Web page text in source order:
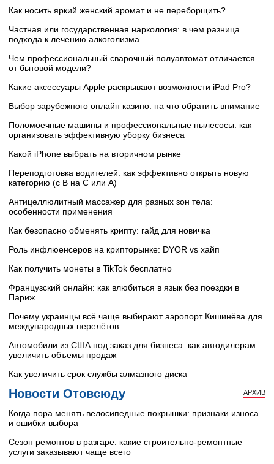
Как носить яркий женский аромат и не переборщить?
Частная или государственная наркология: в чем разница
подхода к лечению алкоголизма
Чем профессиональный сварочный полуавтомат отличается
от бытовой модели?
Какие аксессуары Apple раскрывают возможности iPad Pro?
Выбор зарубежного онлайн казино: на что обратить внимание
Поломоечные машины и профессиональные пылесосы: как
организовать эффективную уборку бизнеса
Какой iPhone выбрать на вторичном рынке
Переподготовка водителей: как эффективно открыть новую
категорию (с B на C или А)
Антицеллюлитный массажер для разных зон тела:
особенности применения
Как безопасно обменять крипту: гайд для новичка
Роль инфлюенсеров на крипторынке: DYOR vs хайп
Как получить монеты в TikTok бесплатно
Французский онлайн: как влюбиться в язык без поездки в
Париж
Почему украинцы всё чаще выбирают аэропорт Кишинёва для
международных перелётов
Автомобили из США под заказ для бизнеса: как автодилерам
увеличить объемы продаж
Как увеличить срок службы алмазного диска
Новости Отовсюду АРХИВ
Когда пора менять велосипедные покрышки: признаки износа
и ошибки выбора
Сезон ремонтов в разгаре: какие строительно-ремонтные
услуги заказывают чаще всего